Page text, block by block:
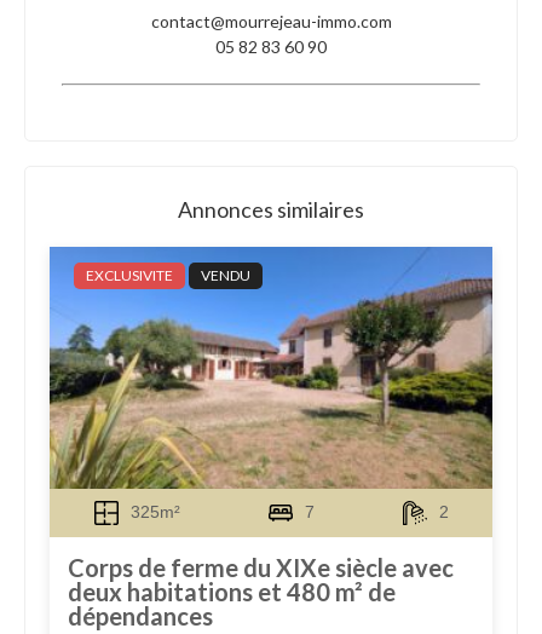
contact@mourrejeau-immo.com
05 82 83 60 90
Annonces similaires
EXCLUSIVITE VENDU
325m² 7 2
Corps de ferme du XIXe siècle avec
deux habitations et 480 m² de
dépendances